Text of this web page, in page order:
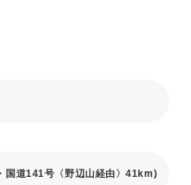
国道141号〈野辺山経由〉41km)